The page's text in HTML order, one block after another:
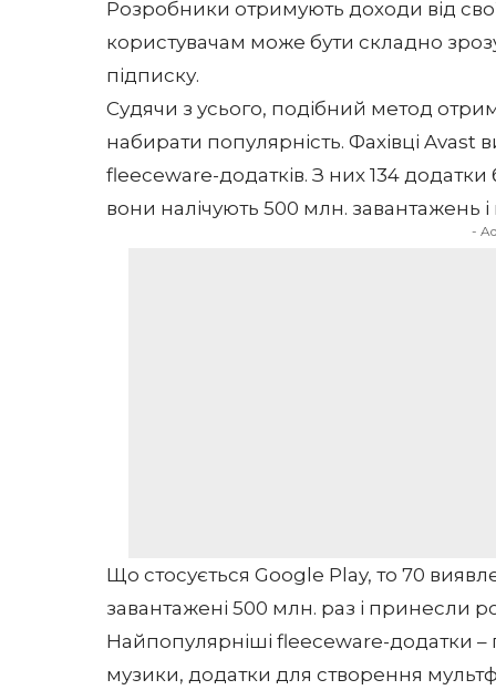
Розробники отримують доходи від
користувачам може бути складно
підписку.
Судячи з усього, подібний метод
набирати популярність. Фахівці Avast
fleeceware-додатків. З них 134
вони налічують 500 млн.
-
Що стосується Google Play, то 70
завантажені 500 млн. раз і принесли
Найпопулярніші fleeceware-додатки –
музики, додатки для створення